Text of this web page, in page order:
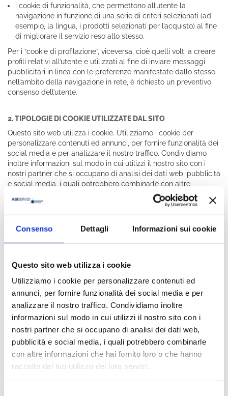
Consenso Dettagli Informazioni sui cookie
Questo sito web utilizza i cookie
Utilizziamo i cookie per personalizzare contenuti ed
annunci, per fornire funzionalità dei social media e per
analizzare il nostro traffico. Condividiamo inoltre
informazioni sul modo in cui utilizzi il nostro sito con i
nostri partner che si occupano di analisi dei dati web,
pubblicità e social media, i quali potrebbero combinarle
con altre informazioni che hai fornito loro o che hanno
raccolto dal tuo utilizzo dei loro servizi.
i cookie di funzionalità, che permettono all’utente la
navigazione in funzione di una serie di criteri selezionati (ad
esempio, la lingua, i prodotti selezionati per l’acquisto) al fine
di migliorare il servizio reso allo stesso.
Per i “cookie di profilazione”, viceversa, cioè quelli volti a creare
profili relativi all’utente e utilizzati al fine di inviare messaggi
pubblicitari in linea con le preferenze manifestate dallo stesso
nell’ambito della navigazione in rete, è richiesto un preventivo
consenso dell’utente.
2. TIPOLOGIE DI COOKIE UTILIZZATE DAL SITO
Questo sito web utilizza i cookie. Utilizziamo i cookie per
personalizzare contenuti ed annunci, per fornire funzionalità dei
social media e per analizzare il nostro traffico. Condividiamo
inoltre informazioni sul modo in cui utilizzi il nostro sito con i
nostri partner che si occupano di analisi dei dati web, pubblicità
e social media, i quali potrebbero combinarle con altre
informazioni che hai fornito loro o che hanno raccolto dal tuo
utilizzo dei loro servizi.
dai siti web per rendere più efficiente l'esperienza per l'utente.
dispositivo se sono strettamente necessari per il funzionamento
del tuo consenso.
Questo sito utilizza diversi tipi di cookie. Alcuni cookie sono
collocati da servizi di terzi che compaiono sulle nostre pagine.
In qualsiasi momento è possibile modificare o revocare il
proprio consenso dalla Dichiarazione dei cookie sul nostro sito
web.